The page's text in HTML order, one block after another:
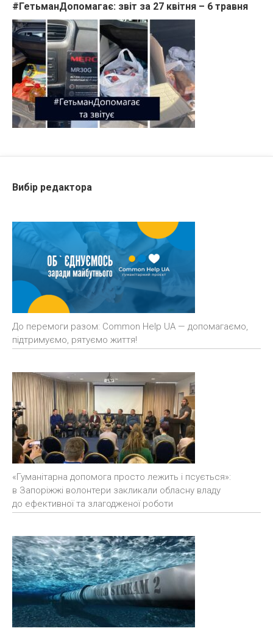
#ГетьманДопомагає: звіт за 27 квітня – 6 травня
Вибір редактора
До перемоги разом: Common Help UA — допомагаємо,
підтримуємо, рятуємо життя!
«Гуманітарна допомога просто лежить і псується»:
в Запоріжжі волонтери закликали обласну владу
до ефективної та злагодженої роботи